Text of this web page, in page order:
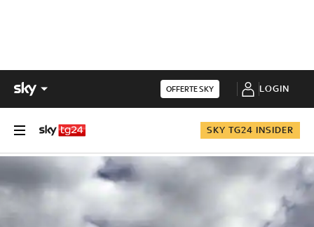
OFFERTE SKY LOGIN
SKY TG24 INSIDER